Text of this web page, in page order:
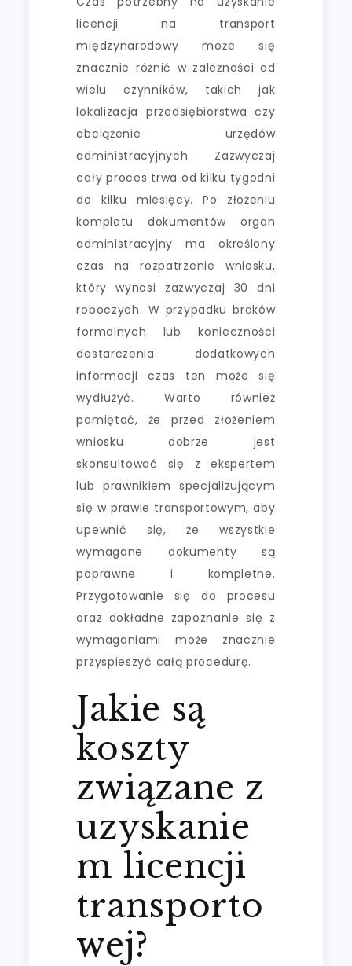
licencji na transport
międzynarodowy może się
znacznie różnić w zależności od
wielu czynników, takich jak
lokalizacja przedsiębiorstwa czy
obciążenie urzędów
administracyjnych. Zazwyczaj
cały proces trwa od kilku tygodni
do kilku miesięcy. Po złożeniu
kompletu dokumentów organ
administracyjny ma określony
czas na rozpatrzenie wniosku,
który wynosi zazwyczaj 30 dni
roboczych. W przypadku braków
formalnych lub konieczności
dostarczenia dodatkowych
informacji czas ten może się
wydłużyć. Warto również
pamiętać, że przed złożeniem
wniosku dobrze jest
skonsultować się z ekspertem
lub prawnikiem specjalizującym
się w prawie transportowym, aby
upewnić się, że wszystkie
wymagane dokumenty są
poprawne i kompletne.
Przygotowanie się do procesu
oraz dokładne zapoznanie się z
wymaganiami może znacznie
przyspieszyć całą procedurę.
Jakie są
koszty
związane z
uzyskanie
m licencji
transporto
wej?